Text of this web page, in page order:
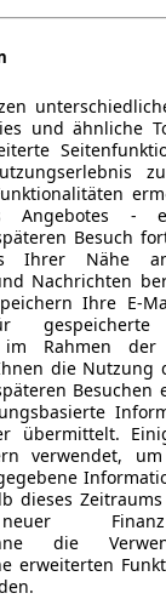
und ähnliche
Angebotes
Besuch
Ihrer Nähe
Nachrichten
Ihre E-
Rahmen der
die Nutzung
übermittelt.
verwendet,
dieses
die
erweiterten